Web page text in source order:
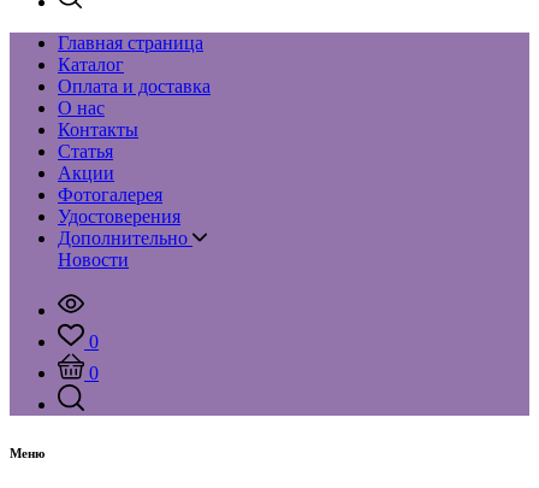
Главная страница
Каталог
Оплата и доставка
О нас
Контакты
Статья
Акции
Фотогалерея
Удостоверения
Дополнительно
Новости
0
0
Меню